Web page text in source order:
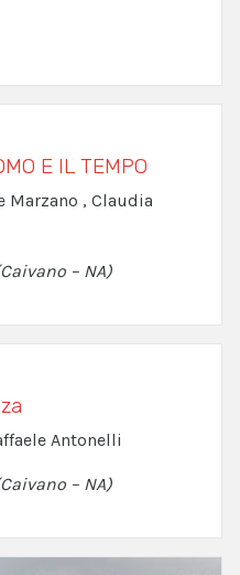
E IL TEMPO
Marzano , Claudia
– NA)
Antonelli
– NA)